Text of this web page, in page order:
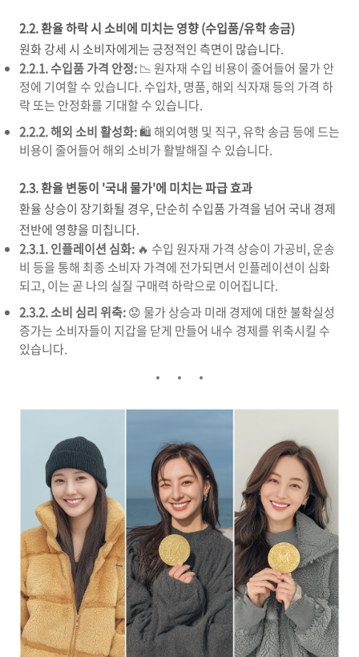
2.2. 환율 하락 시 소비에 미치는 영향 (수입품/유학 송금)
원화 강세 시 소비자에게는 긍정적인 측면이 많습니다.
2.2.1. 수입품 가격 안정:📉 원자재 수입 비용이 줄어들어 물가 안
정에 기여할 수 있습니다. 수입차, 명품, 해외 식자재 등의 가격 하
락 또는 안정화를 기대할 수 있습니다.
2.2.2. 해외 소비 활성화:🛍️ 해외여행 및 직구, 유학 송금 등에 드는
비용이 줄어들어 해외 소비가 활발해질 수 있습니다.
2.3. 환율 변동이 '국내 물가'에 미치는 파급 효과
환율 상승이 장기화될 경우, 단순히 수입품 가격을 넘어 국내 경제
전반에 영향을 미칩니다.
2.3.1. 인플레이션 심화: 🔥 수입 원자재 가격 상승이 가공비, 운송
비 등을 통해 최종 소비자 가격에 전가되면서 인플레이션이 심화
되고, 이는 곧 나의 실질 구매력 하락으로 이어집니다.
2.3.2. 소비 심리 위축:😟 물가 상승과 미래 경제에 대한 불확실성
증가는 소비자들이 지갑을 닫게 만들어 내수 경제를 위축시킬 수
있습니다.